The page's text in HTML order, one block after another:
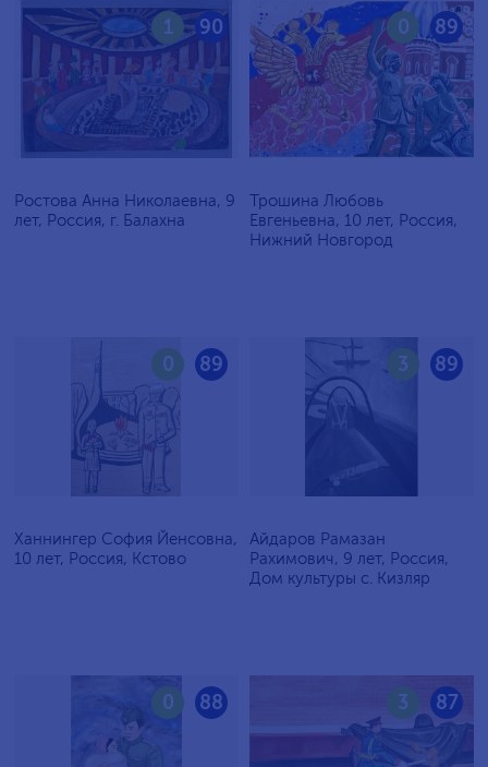
90
1
Ростова Анна Николаевна, 9
лет, Россия, г. Балахна
89
0
Трошина Любовь
Евгеньевна, 10 лет, Россия,
Нижний Новгород
89
0
Ханнингер София Йенсовна,
10 лет, Россия, Кстово
89
3
Айдаров Рамазан
Рахимович, 9 лет, Россия,
Дом культуры с. Кизляр
88
0 87
3